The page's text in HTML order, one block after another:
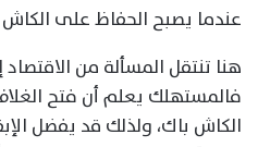
عندما يصبح الحفاظ على
هنا تنتقل المسألة من
فالمستهلك يعلم أن فتح
الكاش باك، ولذلك قد يفضل